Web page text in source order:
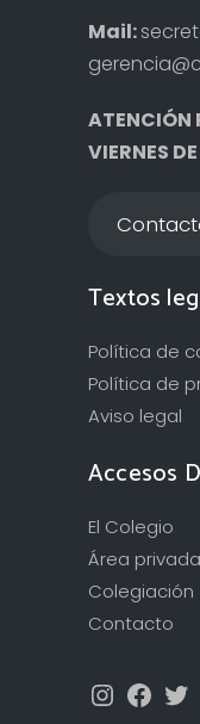
Mail:
ATENCIÓN
VIERNES
Textos
Política de
Política de
Aviso legal
Accesos
El Colegio
Área privada
Colegiación
Contacto